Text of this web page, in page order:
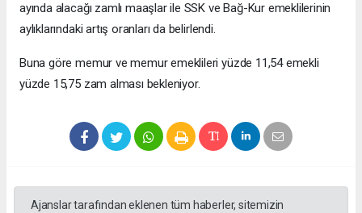
ayında alacağı zamlı maaşlar ile SSK ve Bağ-Kur emeklilerinin
aylıklarındaki artış oranları da belirlendi.
Buna göre memur ve memur emeklileri yüzde 11,54 emekli
yüzde 15,75 zam alması bekleniyor.
Ajanslar tarafından eklenen tüm haberler, sitemizin